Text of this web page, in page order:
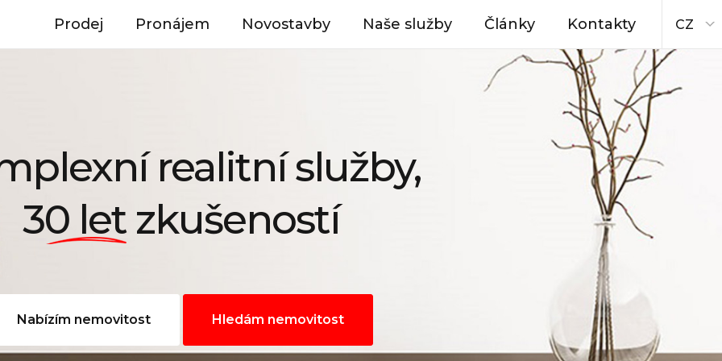
Prodej Pronájem Novostavby Naše služby Články Kontakty CZ
realitní služby,
30 letzkušeností
Nabízím nemovitost Hledám nemovitost